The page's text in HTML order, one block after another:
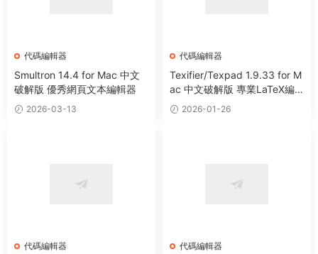
代碼編輯器
Smultron 14.4 for Mac 中文
破解版 優秀網頁文本編輯器
2026-03-13
代碼編輯器
Texifier/Texpad 1.9.33 for M
ac 中文破解版 專業LaTeX編
輯器軟件
2026-01-26
代碼編輯器 代碼編輯器